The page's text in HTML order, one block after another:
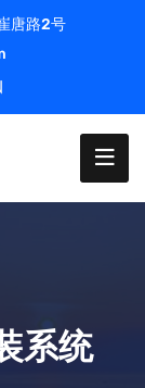
唐路2号
系统